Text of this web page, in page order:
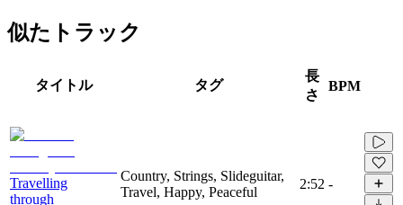
似たトラック
タイトル タグ
長
さ
BPM
Travelling
through
Country, Strings, Slideguitar,
Travel, Happy, Peaceful
2:52 -